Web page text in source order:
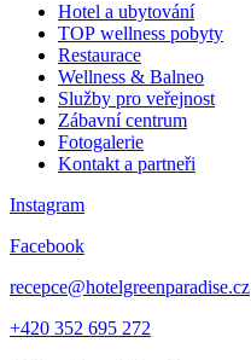
Hotel a ubytování
TOP wellness pobyty
Restaurace
Wellness & Balneo
Služby pro veřejnost
Zábavní centrum
Fotogalerie
Kontakt a partneři
Instagram
Facebook
recepce@hotelgreenparadise.cz
+420 352 695 272